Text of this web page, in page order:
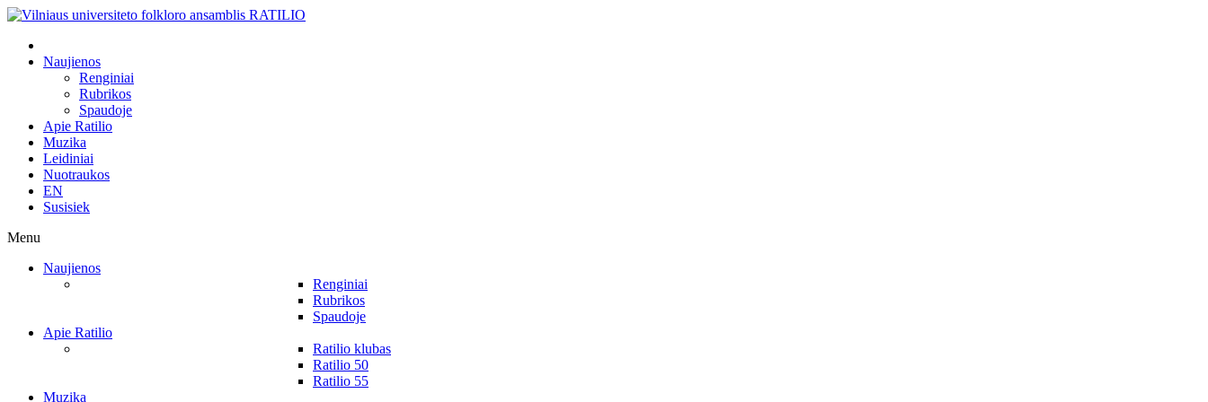
Naujienos
Renginiai
Rubrikos
Spaudoje
Apie Ratilio
Muzika
Leidiniai
Nuotraukos
EN
Susisiek
Menu
Naujienos
Renginiai
Rubrikos
Spaudoje
Apie Ratilio
Ratilio klubas
Ratilio 50
Ratilio 55
Muzika